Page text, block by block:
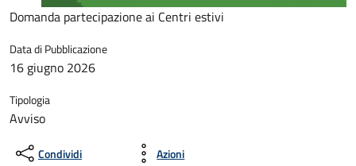
Domanda partecipazione ai Centri estivi
Data di Pubblicazione
16 giugno 2026
Tipologia
Avviso
Condividi Azioni